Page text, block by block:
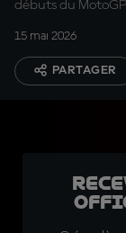
débuts du
15 mai 2026
PARTAGER